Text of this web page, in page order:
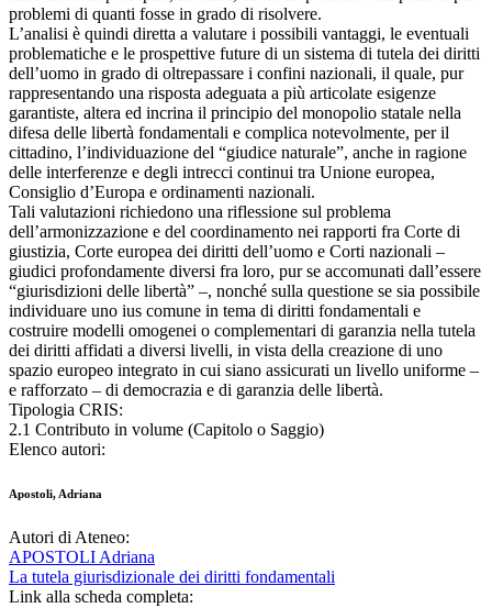
problemi di quanti fosse in grado di risolvere.
L’analisi è quindi diretta a valutare i possibili vantaggi, le eventuali
problematiche e le prospettive future di un sistema di tutela dei diritti
dell’uomo in grado di oltrepassare i confini nazionali, il quale, pur
rappresentando una risposta adeguata a più articolate esigenze
garantiste, altera ed incrina il principio del monopolio statale nella
difesa delle libertà fondamentali e complica notevolmente, per il
cittadino, l’individuazione del “giudice naturale”, anche in ragione
delle interferenze e degli intrecci continui tra Unione europea,
Consiglio d’Europa e ordinamenti nazionali.
Tali valutazioni richiedono una riflessione sul problema
dell’armonizzazione e del coordinamento nei rapporti fra Corte di
giustizia, Corte europea dei diritti dell’uomo e Corti nazionali –
giudici profondamente diversi fra loro, pur se accomunati dall’essere
“giurisdizioni delle libertà” –, nonché sulla questione se sia possibile
individuare uno ius comune in tema di diritti fondamentali e
costruire modelli omogenei o complementari di garanzia nella tutela
dei diritti affidati a diversi livelli, in vista della creazione di uno
spazio europeo integrato in cui siano assicurati un livello uniforme –
e rafforzato – di democrazia e di garanzia delle libertà.
Tipologia CRIS:
2.1 Contributo in volume (Capitolo o Saggio)
Elenco autori:
Apostoli, Adriana
Autori di Ateneo:
APOSTOLI Adriana
La tutela giurisdizionale dei diritti fondamentali
Link alla scheda completa: